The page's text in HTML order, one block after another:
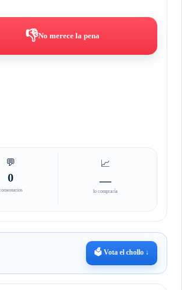
👎No merece la pena
💬
0
📈
—
lo compraría
🗳️ Vota el chollo ↓